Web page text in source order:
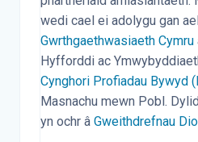
wedi cael ei adolygu gan
Gwrthgaethwasiaeth Cymru
Hyfforddi ac
Cynghori Profiadau Bywyd
Masnachu mewn Pobl.
yn ochr â Gweithdrefnau